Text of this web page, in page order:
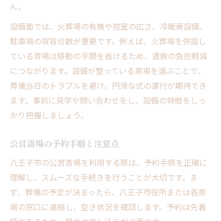
ん。
設備面では、火葬場の有無や控室の広さ、冷暖房設備、
駐車場の収容台数が重要です。例えば、火葬場を併設し
ている斎場は移動の手間を省けるため、遺族の負担軽減
につながります。設備が整っている斎場を選ぶことで、
葬儀当日のトラブルを避け、円滑な式の進行が期待でき
ます。事前に見学や問い合わせをし、設備の特徴をしっ
かり把握しましょう。
公営斎場の予約手順と注意点
八王子市の公営斎場を利用する際は、予約手順を正確に
理解し、スムーズな手続きを行うことが大切です。ま
ず、葬儀の予定が決まったら、八王子市役所または各斎
場の窓口に連絡し、空き状況を確認します。予約は先着